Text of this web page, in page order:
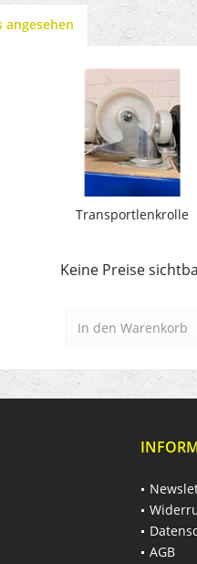
angesehen
Transportlenkrolle
Keine Preise
In den Warenkorb
AGB